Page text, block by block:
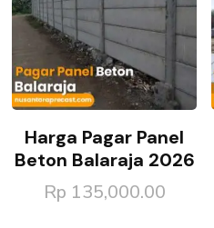
Harga Pagar Panel
Beton Balaraja 2026
Rp 135,000.00